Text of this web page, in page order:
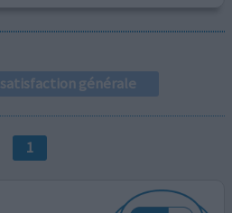
satisfaction générale
1